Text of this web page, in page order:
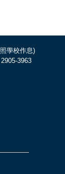
學校作息)
3963